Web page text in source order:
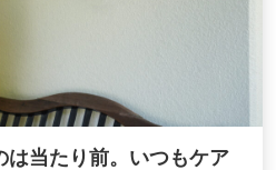
は当たり前。いつもケア